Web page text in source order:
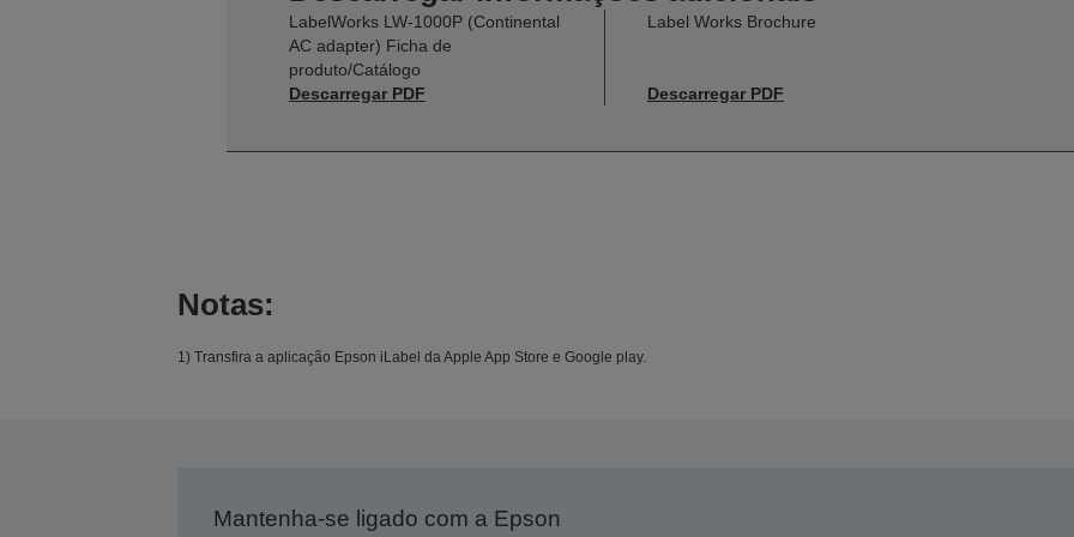
LabelWorks LW-1000P (Continental
AC adapter) Ficha de
produto/Catálogo
Descarregar PDF
Label Works Brochure
Descarregar PDF
Notas:
1) Transfira a aplicação Epson iLabel da Apple App Store e Google play.
Mantenha-se ligado com a Epson